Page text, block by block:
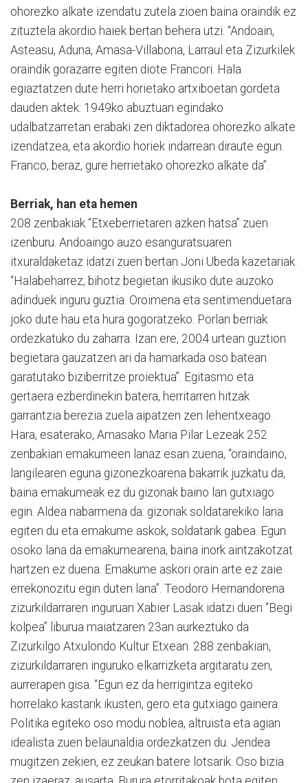
ohorezko alkate izendatu zutela zioen baina oraindik ez
zituztela akordio haiek bertan behera utzi. “Andoain,
Asteasu, Aduna, Amasa-Villabona, Larraul eta Zizurkilek
oraindik gorazarre egiten diote Francori. Hala
egiaztatzen dute herri horietako artxiboetan gordeta
dauden aktek: 1949ko abuztuan egindako
udalbatzarretan erabaki zen diktadorea ohorezko alkate
izendatzea, eta akordio horiek indarrean diraute egun.
Franco, beraz, gure herrietako ohorezko alkate da”.
Berriak, han eta hemen
208 zenbakiak “Etxeberrietaren azken hatsa” zuen
izenburu. Andoaingo auzo esanguratsuaren
itxuraldaketaz idatzi zuen bertan Joni Ubeda kazetariak.
“Halabeharrez, bihotz begietan ikusiko dute auzoko
adinduek inguru guztia. Oroimena eta sentimenduetara
joko dute hau eta hura gogoratzeko. Porlan berriak
ordezkatuko du zaharra. Izan ere, 2004 urtean guztion
begietara gauzatzen ari da hamarkada oso batean
garatutako biziberritze proiektua”. Egitasmo eta
gertaera ezberdinekin batera, herritarren hitzak
garrantzia berezia zuela aipatzen zen lehentxeago.
Hara, esaterako, Amasako Maria Pilar Lezeak 252
zenbakian emakumeen lanaz esan zuena, “oraindaino,
langilearen eguna gizonezkoarena bakarrik juzkatu da,
baina emakumeak ez du gizonak baino lan gutxiago
egin. Aldea nabarmena da: gizonak soldatarekiko lana
egiten du eta emakume askok, soldatarik gabea. Egun
osoko lana da emakumearena, baina inork aintzakotzat
hartzen ez duena. Emakume askori orain arte ez zaie
errekonozitu egin duten lana”. Teodoro Hernandorena
zizurkildarraren inguruan Xabier Lasak idatzi duen “Begi
kolpea” liburua maiatzaren 23an aurkeztuko da
Zizurkilgo Atxulondo Kultur Etxean. 288 zenbakian,
zizurkildarraren inguruko elkarrizketa argitaratu zen,
aurrerapen gisa. “Egun ez da herrigintza egiteko
horrelako kastarik ikusten, gero eta gutxiago gainera.
Politika egiteko oso modu noblea, altruista eta agian
idealista zuen belaunaldia ordezkatzen du. Jendea
mugitzen zekien, ez zeukan batere lotsarik. Oso bizia